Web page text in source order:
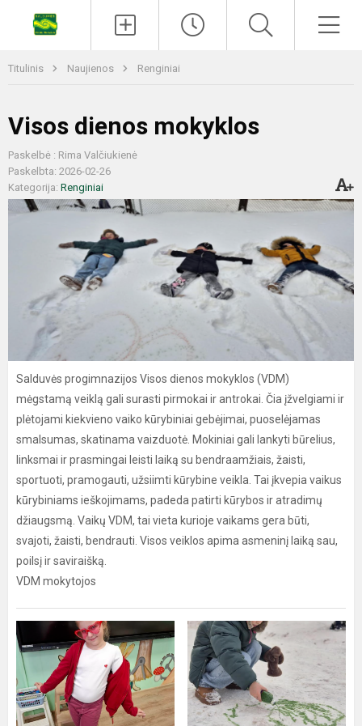
Titulinis Naujienos Renginiai
Visos dienos mokyklos
Paskelbė : Rima Valčiukienė
Paskelbta: 2026-02-26
Kategorija: Renginiai
Salduvės progimnazijos Visos dienos mokyklos (VDM)
mėgstamą veiklą gali surasti pirmokai ir antrokai. Čia įžvelgiami ir
plėtojami kiekvieno vaiko kūrybiniai gebėjimai, puoselėjamas
smalsumas, skatinama vaizduotė. Mokiniai gali lankyti būrelius,
linksmai ir prasmingai leisti laiką su bendraamžiais, žaisti,
sportuoti, pramogauti, užsiimti kūrybine veikla. Tai įkvepia vaikus
kūrybiniams ieškojimams, padeda patirti kūrybos ir atradimų
džiaugsmą. Vaikų VDM, tai vieta kurioje vaikams gera būti,
svajoti, žaisti, bendrauti. Visos veiklos apima asmeninį laiką sau,
poilsį ir saviraišką.
VDM mokytojos